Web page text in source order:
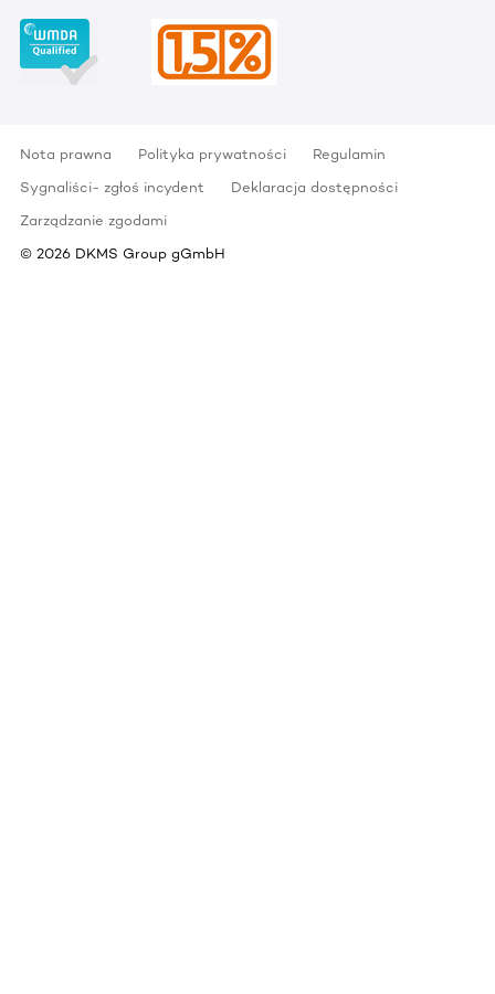
Nota prawna Polityka prywatności
Regulamin
Sygnaliści- zgłoś incydent
Deklaracja dostępności
Zarządzanie zgodami
© 2026 DKMS Group gGmbH